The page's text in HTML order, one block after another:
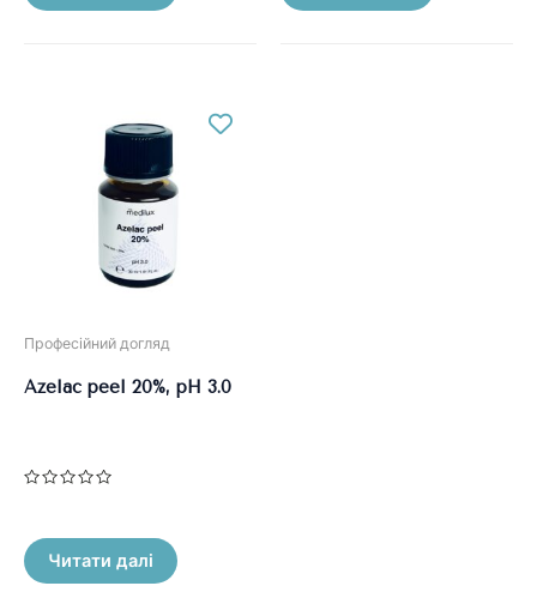
Професійний догляд
Azelac peel 20%, pH 3.0
з
5
Читати далі